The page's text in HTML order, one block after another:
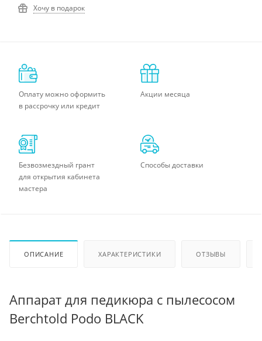
Хочу в подарок
Оплату можно оформить
в рассрочку или кредит
Акции месяца
Безвозмездный грант
для открытия кабинета
мастера
Способы доставки
ОПИСАНИЕ ХАРАКТЕРИСТИКИ ОТЗЫВЫ
Аппарат для педикюра с пылесосом
Berchtold Podo BLACK